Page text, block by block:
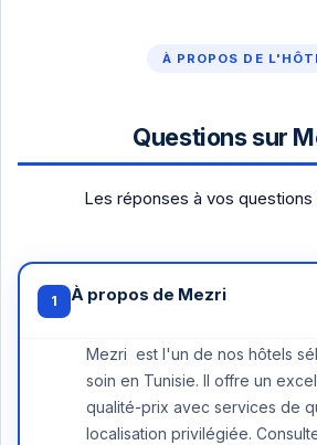
À PROPOS DE
Questions sur
Les réponses à vos
1 À propos de Mezri
Mezri est l'un de nos hôtels
soin en Tunisie. Il offre un
qualité-prix avec services de
localisation privilégiée.